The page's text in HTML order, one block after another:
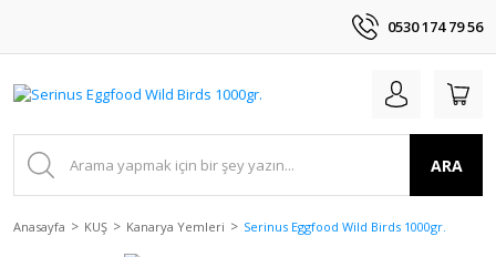
0530 174 79 56
ARA
Anasayfa KUŞ Kanarya Yemleri Serinus Eggfood Wild Birds 1000gr.